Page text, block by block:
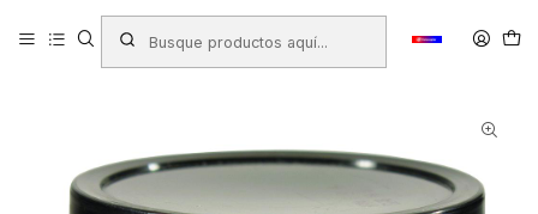
Productos ASEO HOGAR Betunes y Escobillas
BETUN CREMA POTE 80 GRS NEGRO VIRGINIA